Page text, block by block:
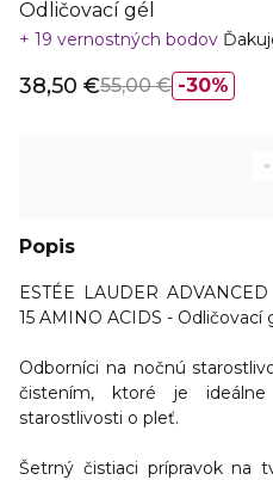
Odličovací gél
19 vernostných bodov
30%
38,50 €55,00 €
Popis
ESTÉE LAUDER
15 AMINO ACIDS - Odličovací
Odborníci na nočnú
čistením, ktoré je
starostlivosti o pleť.
Šetrný čistiaci prípravok na